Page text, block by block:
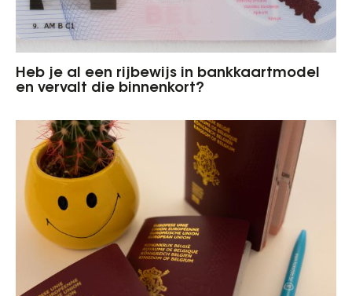
Heb je al een rijbewijs in bankkaartmodel
en vervalt die binnenkort?